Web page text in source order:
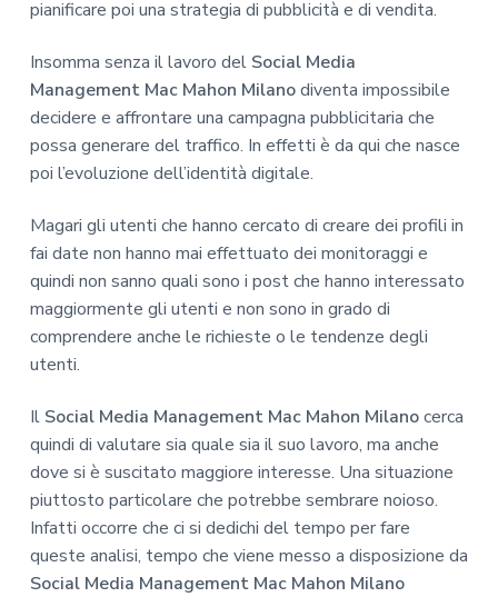
pianificare poi una strategia di pubblicità e di vendita.
Insomma senza il lavoro del Social Media
Management Mac Mahon Milanodiventa impossibile
decidere e affrontare una campagna pubblicitaria che
possa generare del traffico. In effetti è da qui che nasce
poi l’evoluzione dell’identità digitale.
Magari gli utenti che hanno cercato di creare dei profili in
fai date non hanno mai effettuato dei monitoraggi e
quindi non sanno quali sono i post che hanno interessato
maggiormente gli utenti e non sono in grado di
comprendere anche le richieste o le tendenze degli
utenti.
Il Social Media Management Mac Mahon Milanocerca
quindi di valutare sia quale sia il suo lavoro, ma anche
dove si è suscitato maggiore interesse. Una situazione
piuttosto particolare che potrebbe sembrare noioso.
Infatti occorre che ci si dedichi del tempo per fare
queste analisi, tempo che viene messo a disposizione da
Social Media Management Mac Mahon Milano